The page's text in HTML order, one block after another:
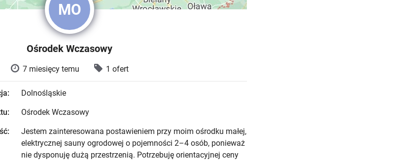
MO
Ośrodek Wczasowy
7 miesięcy temu 1 ofert
Dolnośląskie
Ośrodek Wczasowy
Jestem zainteresowana postawieniem przy moim ośrodku małej,
elektrycznej sauny ogrodowej o pojemności 2–4 osób, ponieważ
nie dysponuję dużą przestrzenią. Potrzebuję orientacyjnej ceny